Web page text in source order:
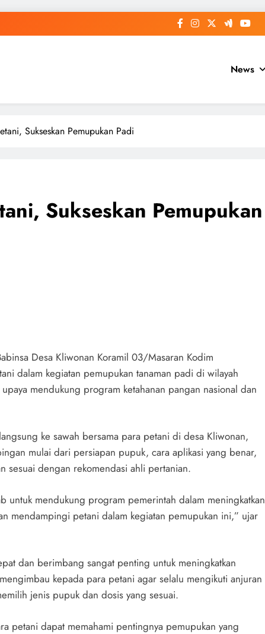
News
Sukseskan Pemupukan Padi
Sukseskan Pemupukan
Desa Kliwonan Koramil 03/Masaran Kodim
dalam kegiatan pemupukan tanaman padi di wilayah
mendukung program ketahanan pangan nasional dan
ke sawah bersama para petani di desa Kliwonan,
mulai dari persiapan pupuk, cara aplikasi yang benar,
sesuai dengan rekomendasi ahli pertanian.
untuk mendukung program pemerintah dalam meningkatkan
mendampingi petani dalam kegiatan pemupukan ini,” ujar
dan berimbang sangat penting untuk meningkatkan
kepada para petani agar selalu mengikuti anjuran
jenis pupuk dan dosis yang sesuai.
petani dapat memahami pentingnya pemupukan yang